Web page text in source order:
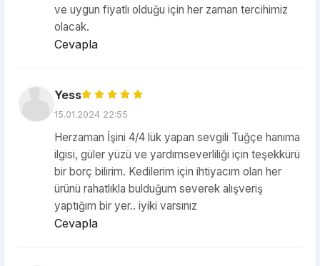
ve uygun fiyatlı olduğu için her zaman tercihimiz
olacak.
Cevapla
Yess
15.01.2024 22:55
Herzaman İşini 4/4 lük yapan sevgili Tuğçe hanıma
ilgisi, güler yüzü ve yardımseverliliği için teşekkürü
bir borç bilirim. Kedilerim için ihtiyacım olan her
ürünü rahatlıkla bulduğum severek alışveriş
yaptığım bir yer.. iyiki varsınız
Cevapla